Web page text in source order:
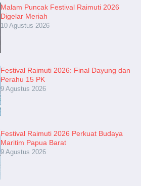
Malam Puncak Festival Raimuti 2026
Digelar Meriah
10 Agustus 2026
Festival Raimuti 2026: Final Dayung dan
Perahu 15 PK
9 Agustus 2026
Festival Raimuti 2026 Perkuat Budaya
Maritim Papua Barat
9 Agustus 2026